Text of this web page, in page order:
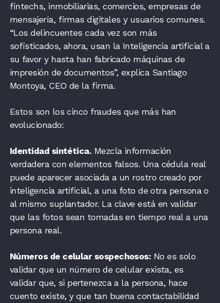
fintechs, inmobiliarias, comercios, empresas de
mensajería, firmas digitales y usuarios comunes.
“Los delincuentes cada vez son más
sofisticados, ahora, usan la Inteligencia artificial a
su favor y hasta han fabricado máquinas de
impresión de documentos”, explica Santiago
Montoya, CEO de la firma.
Estos son los cinco fraudes que más han
evolucionado:
Identidad sintética. Mezcla información
verdadera con elementos falsos. Una cédula real
puede aparecer asociada a un rostro creado por
inteligencia artificial, a una foto de otra persona o
al mismo suplantador. La clave está en validar
que las fotos sean tomadas en tiempo real a una
persona real.
Números de celular sospechosos: No es solo
validar que un número de celular exista, es
validar que, si pertenezca a la persona, hace
cuento existe, y que tan buena contactabilidad